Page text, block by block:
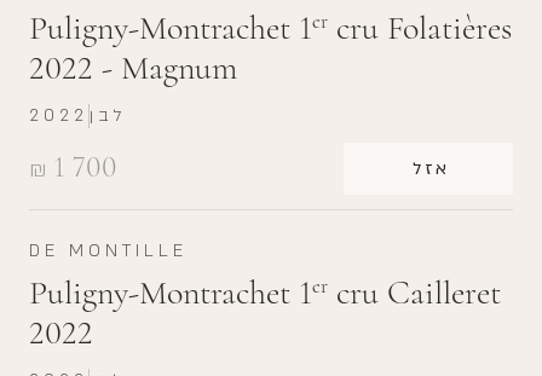
Puligny-Montrachet 1er cru Folatières
2022 - Magnum
₪ 1 700 אזל
2022 לבן
DE MONTILLE
Puligny-Montrachet 1er cru Cailleret
2022